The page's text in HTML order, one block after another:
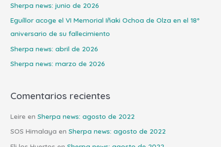
:
Sherpa news: junio de 2026
Eguíllor acoge el VI Memorial Iñaki Ochoa de Olza en el 18º
aniversario de su fallecimiento
Sherpa news: abril de 2026
Sherpa news: marzo de 2026
Comentarios recientes
Leire enSherpa news: agosto de 2022
SOS Himalaya enSherpa news: agosto de 2022